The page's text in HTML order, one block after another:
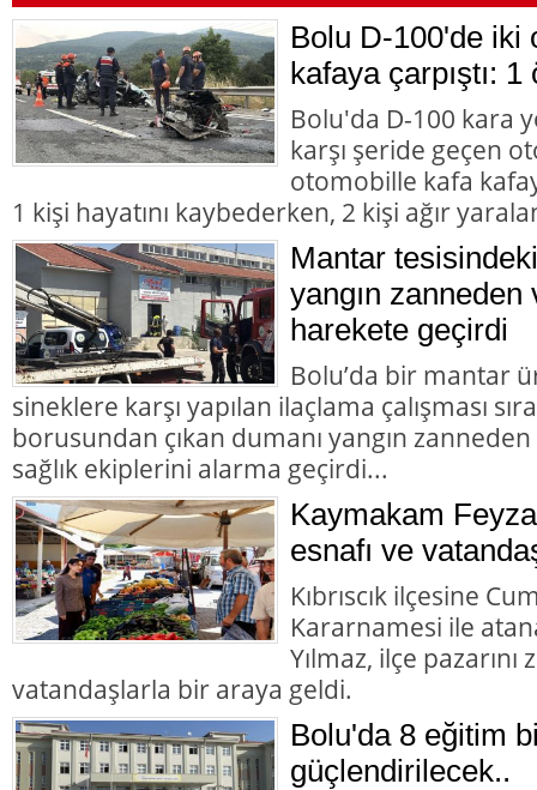
Bolu D-100'de iki
kafaya çarpıştı: 1
Bolu'da D-100 kara
karşı şeride geçen
otomobille kafa
1 kişi hayatını kaybederken, 2 kişi ağır
Mantar
yangın
harekete geçirdi
Bolu’da bir mantar
sineklere karşı yapılan ilaçlama çalışması
borusundan çıkan dumanı yangın
sağlık ekiplerini alarma geçirdi...
Kaymakam
esnafı ve
Kıbrıscık ilçesine
Kararnamesi ile
Yılmaz, ilçe
vatandaşlarla bir araya geldi.
Bolu'da 8 eğitim
güçlendirilecek..